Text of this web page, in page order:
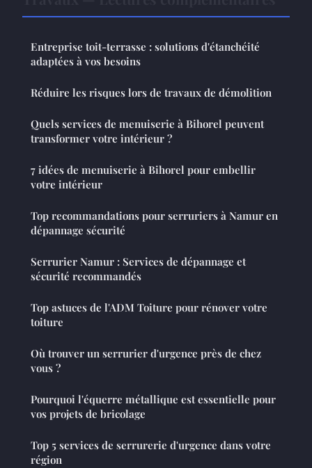
Entreprise toit-terrasse : solutions d'étanchéité
adaptées à vos besoins
Réduire les risques lors de travaux de démolition
Quels services de menuiserie à Bihorel peuvent
transformer votre intérieur ?
7 idées de menuiserie à Bihorel pour embellir
votre intérieur
Top recommandations pour serruriers à Namur en
dépannage sécurité
Serrurier Namur : Services de dépannage et
sécurité recommandés
Top astuces de l'ADM Toiture pour rénover votre
toiture
Où trouver un serrurier d'urgence près de chez
vous ?
Pourquoi l'équerre métallique est essentielle pour
vos projets de bricolage
Top 5 services de serrurerie d'urgence dans votre
région